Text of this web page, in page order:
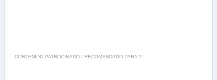
CONTENIDO PATROCINADO / RECOMENDADO PARA TI